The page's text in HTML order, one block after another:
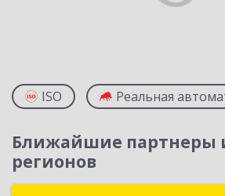
ISO Реальная
Ближайшие партнеры
регионов